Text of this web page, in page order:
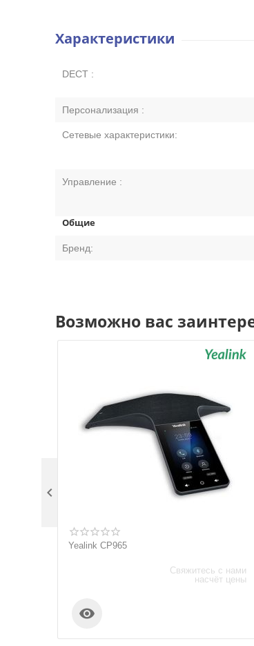
Характеристики
DECT :
Персонализация :
Сетевые характеристики:
Управление :
Общие
Бренд:
Возможно вас
Yealink CP965
Свяжитесь с нами
насчёт цены

